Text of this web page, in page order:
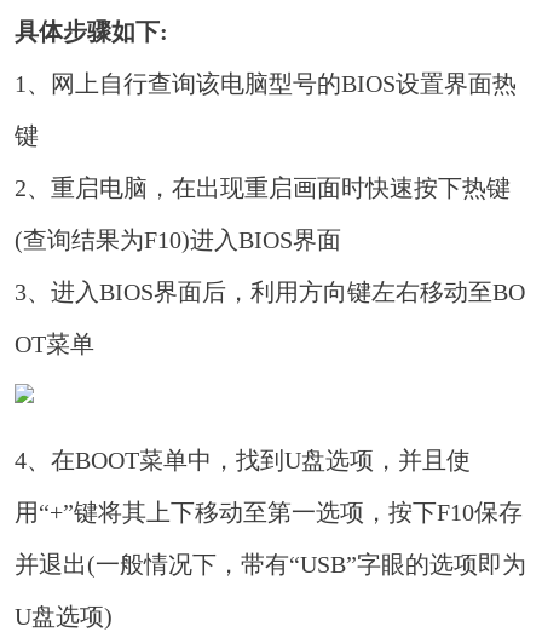
具体步骤如下:
1、网上自行查询该电脑型号的BIOS设置界面热
键
2、重启电脑，在出现重启画面时快速按下热键
(查询结果为F10)进入BIOS界面
3、进入BIOS界面后，利用方向键左右移动至BO
OT菜单
4、在BOOT菜单中，找到U盘选项，并且使
用“+”键将其上下移动至第一选项，按下F10保存
并退出(一般情况下，带有“USB”字眼的选项即为
U盘选项)